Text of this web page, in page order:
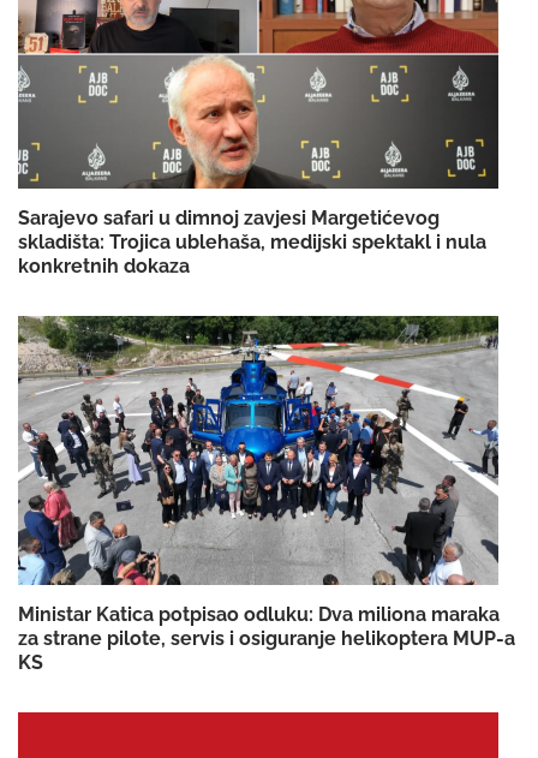
Sarajevo safari u dimnoj zavjesi Margetićevog
skladišta: Trojica ublehaša, medijski spektakl i nula
konkretnih dokaza
Ministar Katica potpisao odluku: Dva miliona maraka
za strane pilote, servis i osiguranje helikoptera MUP-a
KS